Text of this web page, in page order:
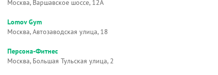
Москва, Варшавское шоссе, 12А
Lomov Gym
Москва, Автозаводская улица, 18
Персона-Фитнес
Москва, Большая Тульская улица, 2